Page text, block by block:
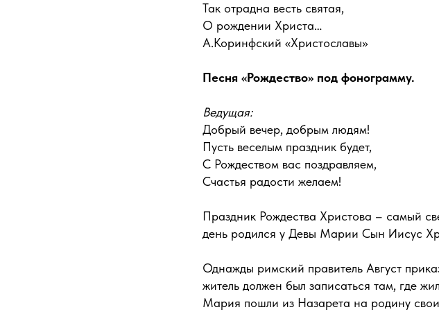
Так отрадна весть святая,
О рождении Христа…
А.Коринфский «Христославы»
Песня «Рождество» под фонограмму.
Ведущая:
Добрый вечер, добрым людям!
Пусть веселым праздник будет,
С Рождеством вас поздравляем,
Счастья радости желаем!
Праздник Рождества Христова – самый
день родился у Девы Марии Сын Иисус
Однажды римский правитель Август
житель должен был записаться там, где
Мария пошли из Назарета на родину